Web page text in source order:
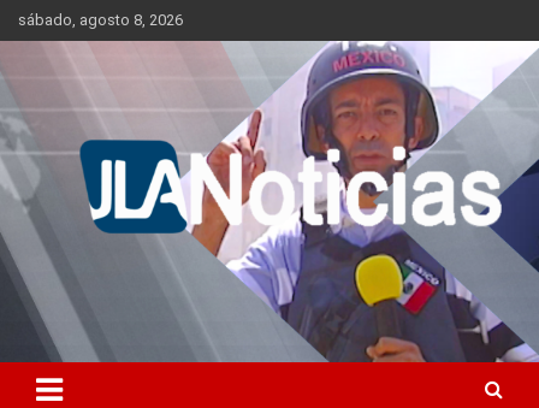
Skip
to
sábado, agosto 8, 2026
Jlanoticias
Información relevante en tiempo real.